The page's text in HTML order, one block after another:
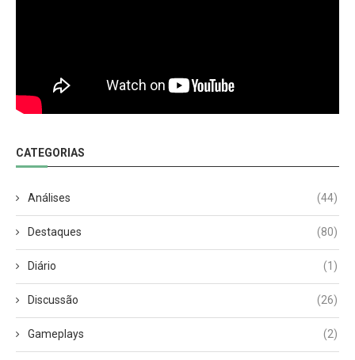
CATEGORIAS
Análises (44)
Destaques (80)
Diário (1)
Discussão (26)
Gameplays (2)